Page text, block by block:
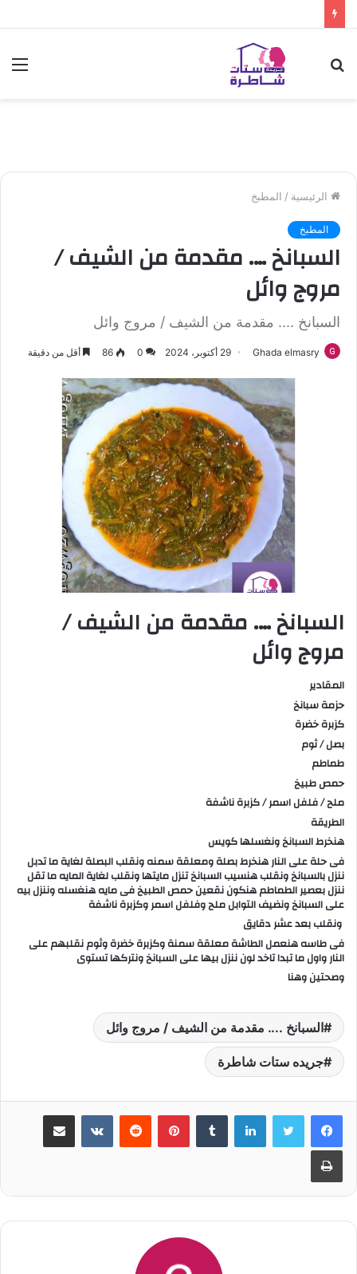
الرئيسية / المطبخ
المطبخ
السبانخ …. مقدمة من الشيف /
مروج وائل
السبانخ .... مقدمة من الشيف / مروج وائل
Ghada elmasry 29 أكتوبر، 2024 0
86 أقل من دقيقة
السبانخ …. مقدمة من الشيف /
مروج وائل
المقادير
حزمة سبانخ
كزبرة خضرة
بصل / ثوم
طماطم
حمص طبيخ
ملح / فلفل اسمر / كزبرة ناشفة
الطريقة
هنخرط السبانخ ونغسلها كويس
فى حلة على النار هنخرط بصلة ومعلقة سمنه ونقلب البصلة لغاية ما تدبل
ننزل بالسبانخ ونقلب هنسيب السبانخ تنزل مايتها ونقلب لغاية المايه ما تقل
ننزل بعصير الطماطم هنكون نقعين حمص الطبيخ فى مايه هنغسله وننزل بيه
على السبانخ ونضيف التوابل ملح وفلفل اسمر وكزبرة ناشفة
ونقلب بعد عشر دقايق
فى طاسه هنعمل الطاشة معلقة سمنة وكزبرة خضرة وثوم نقلبهم على
النار واول ما تبدا تاخد لون ننزل بيها على السبانخ ونتركها تستوى
وصحتين وهنا
السبانخ .... مقدمة من الشيف / مروج وائل
جريده ستات شاطرة
لينكدإن بينتيريست